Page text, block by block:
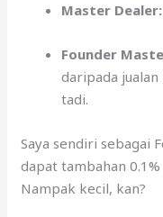
Master Dealer:
Founder
daripada jualan
tadi.
Saya sendiri sebagai
dapat tambahan
Nampak kecil, kan?